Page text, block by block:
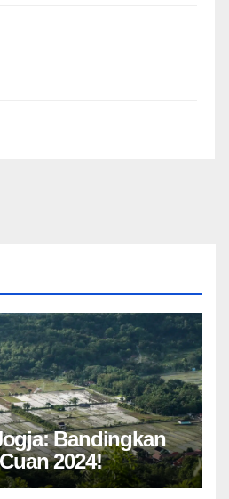
Bandingkan
2024!